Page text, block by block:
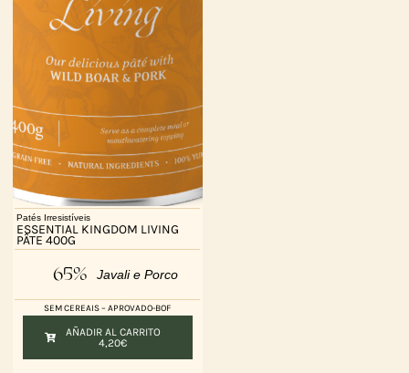
Patés Irresistíveis
ESSENTIAL KINGDOM LIVING
PÂTE 400G
65% Javali e Porco
SEM CEREAIS – APROVADO-BOF
AÑADIR AL CARRITO
4,20€